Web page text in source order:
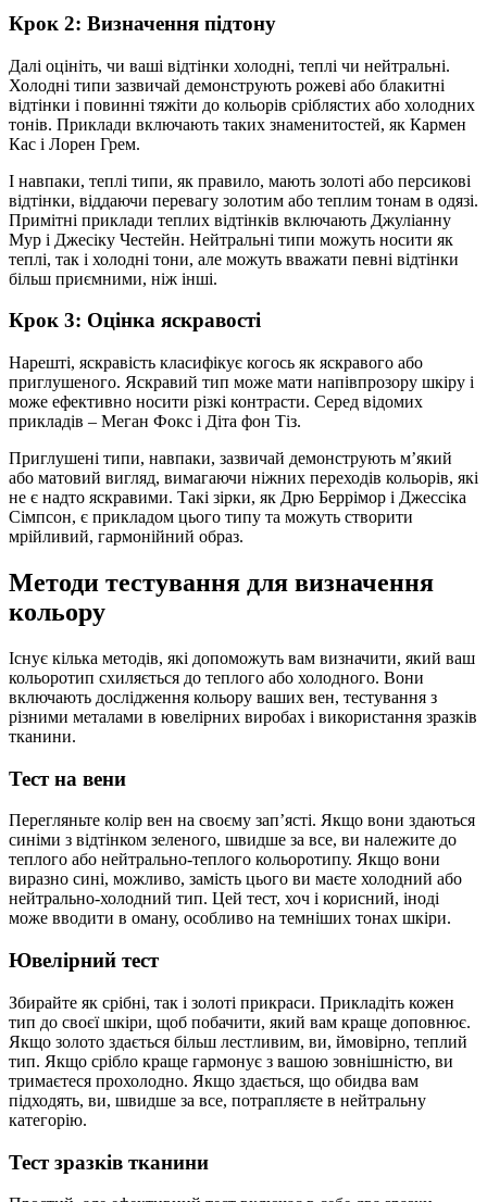
Крок 2: Визначення підтону
Далі оцініть, чи ваші відтінки холодні, теплі чи нейтральні.
Холодні типи зазвичай демонструють рожеві або блакитні
відтінки і повинні тяжіти до кольорів сріблястих або холодних
тонів. Приклади включають таких знаменитостей, як Кармен
Кас і Лорен Грем.
І навпаки, теплі типи, як правило, мають золоті або персикові
відтінки, віддаючи перевагу золотим або теплим тонам в одязі.
Примітні приклади теплих відтінків включають Джуліанну
Мур і Джесіку Честейн. Нейтральні типи можуть носити як
теплі, так і холодні тони, але можуть вважати певні відтінки
більш приємними, ніж інші.
Крок 3: Оцінка яскравості
Нарешті, яскравість класифікує когось як яскравого або
приглушеного. Яскравий тип може мати напівпрозору шкіру і
може ефективно носити різкі контрасти. Серед відомих
прикладів – Меган Фокс і Діта фон Тіз.
Приглушені типи, навпаки, зазвичай демонструють м’який
або матовий вигляд, вимагаючи ніжних переходів кольорів, які
не є надто яскравими. Такі зірки, як Дрю Беррімор і Джессіка
Сімпсон, є прикладом цього типу та можуть створити
мрійливий, гармонійний образ.
Методи тестування для визначення
кольору
Існує кілька методів, які допоможуть вам визначити, який ваш
кольоротип схиляється до теплого або холодного. Вони
включають дослідження кольору ваших вен, тестування з
різними металами в ювелірних виробах і використання зразків
тканини.
Тест на вени
Перегляньте колір вен на своєму зап’ясті. Якщо вони здаються
синіми з відтінком зеленого, швидше за все, ви належите до
теплого або нейтрально-теплого кольоротипу. Якщо вони
виразно сині, можливо, замість цього ви маєте холодний або
нейтрально-холодний тип. Цей тест, хоч і корисний, іноді
може вводити в оману, особливо на темніших тонах шкіри.
Ювелірний тест
Збирайте як срібні, так і золоті прикраси. Прикладіть кожен
тип до своєї шкіри, щоб побачити, який вам краще доповнює.
Якщо золото здається більш лестливим, ви, ймовірно, теплий
тип. Якщо срібло краще гармонує з вашою зовнішністю, ви
тримаєтеся прохолодно. Якщо здається, що обидва вам
підходять, ви, швидше за все, потрапляєте в нейтральну
категорію.
Тест зразків тканини